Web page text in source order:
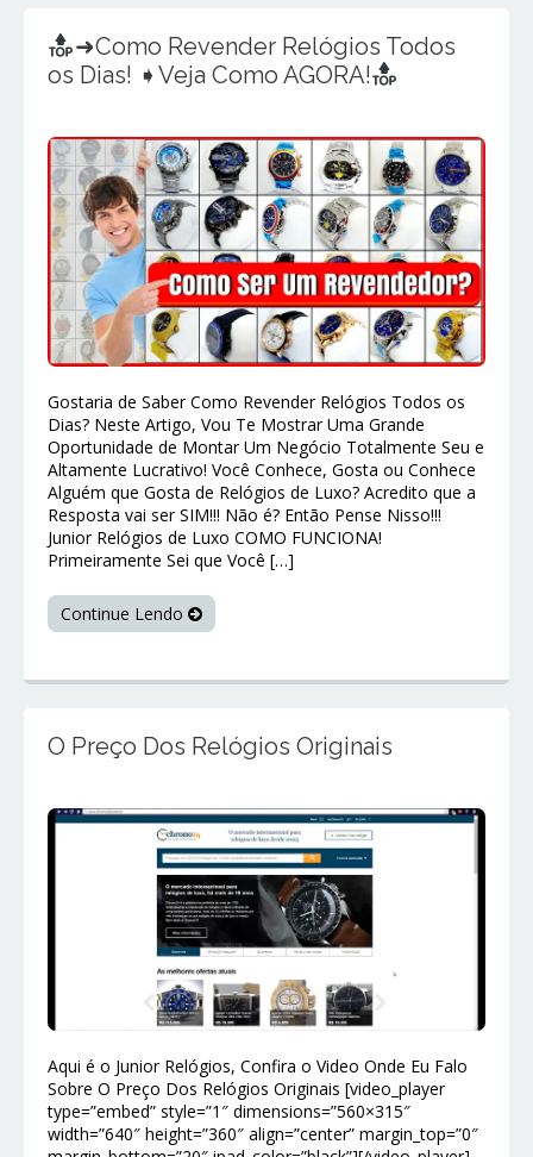
➜Como Revender Relógios Todos
os Dias! ➧Veja Como AGORA!
Gostaria de Saber Como Revender Relógios Todos os
Dias? Neste Artigo, Vou Te Mostrar Uma Grande
Oportunidade de Montar Um Negócio Totalmente Seu e
Altamente Lucrativo! Você Conhece, Gosta ou Conhece
Alguém que Gosta de Relógios de Luxo? Acredito que a
Resposta vai ser SIM!!! Não é? Então Pense Nisso!!!
Junior Relógios de Luxo COMO FUNCIONA!
Primeiramente Sei que Você […]
Continue Lendo
O Preço Dos Relógios Originais
Aqui é o Junior Relógios, Confira o Video Onde Eu Falo
Sobre O Preço Dos Relógios Originais [video_player
type=”embed” style=”1″ dimensions=”560×315″
width=”640″ height=”360″ align=”center” margin_top=”0″